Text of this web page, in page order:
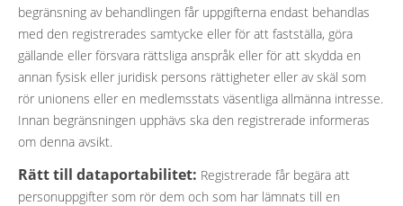
begränsning av behandlingen får uppgifterna endast behandlas
med den registrerades samtycke eller för att fastställa, göra
gällande eller försvara rättsliga anspråk eller för att skydda en
annan fysisk eller juridisk persons rättigheter eller av skäl som
rör unionens eller en medlemsstats väsentliga allmänna intresse.
Innan begränsningen upphävs ska den registrerade informeras
om denna avsikt.
Rätt till dataportabilitet: Registrerade får begära att
personuppgifter som rör dem och som har lämnats till en